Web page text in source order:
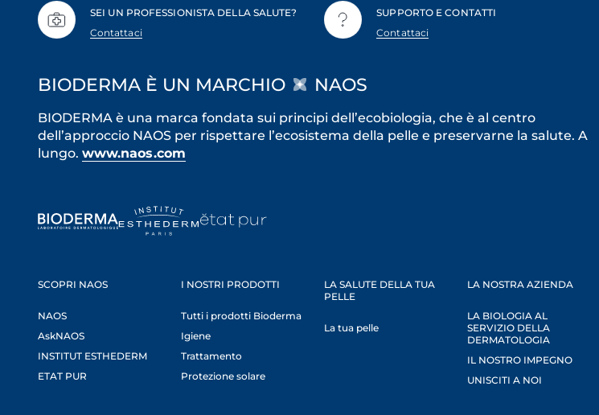
SEI UN PROFESSIONISTA DELLA SALUTE?
Contattaci
SUPPORTO E CONTATTI
Contattaci
BIODERMA È UN MARCHIO NAOS
BIODERMA è una marca fondata sui principi dell’ecobiologia, che è al centro
dell’approccio NAOS per rispettare l’ecosistema della pelle e preservarne la salute. A
lungo. www.naos.com
SCOPRI NAOS
NAOS
AskNAOS
INSTITUT ESTHEDERM
ETAT PUR
I NOSTRI PRODOTTI
Tutti i prodotti Bioderma
Igiene
Trattamento
Protezione solare
LA SALUTE DELLA TUA
PELLE
La tua pelle
LA NOSTRA AZIENDA
LA BIOLOGIA AL
SERVIZIO DELLA
DERMATOLOGIA
IL NOSTRO IMPEGNO
UNISCITI A NOI